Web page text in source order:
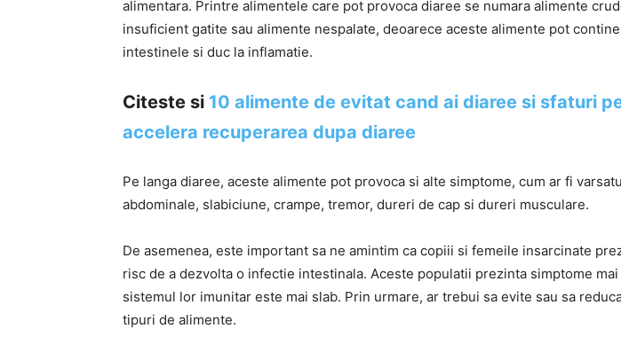
alimentara. Printre alimentele care pot provoca diaree se numara alimente
insuficient gatite sau alimente nespalate, deoarece aceste alimente pot
intestinele si duc la inflamatie.
Citeste si 10 alimente de evitat cand ai diaree si sfaturi
accelera recuperarea dupa diaree
Pe langa diaree, aceste alimente pot provoca si alte simptome, cum ar fi
abdominale, slabiciune, crampe, tremor, dureri de cap si dureri musculare.
De asemenea, este important sa ne amintim ca copiii si femeile insarcinate
risc de a dezvolta o infectie intestinala. Aceste populatii prezinta simptome
sistemul lor imunitar este mai slab. Prin urmare, ar trebui sa evite sau sa
tipuri de alimente.